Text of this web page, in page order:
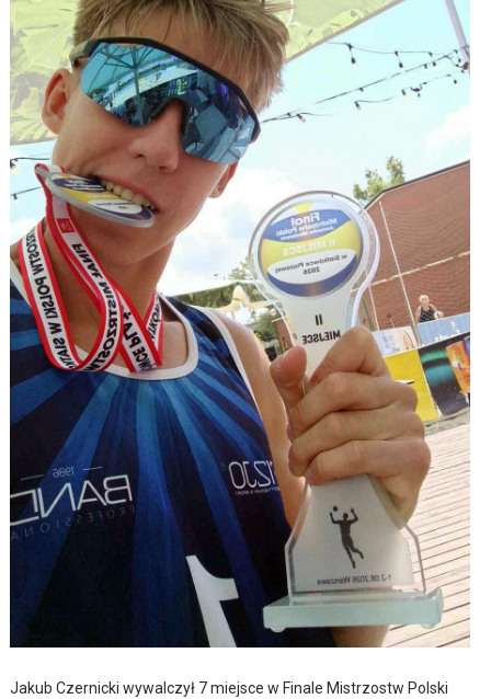
Jakub Czernicki wywalczył 7 miejsce w Finale Mistrzostw Polski